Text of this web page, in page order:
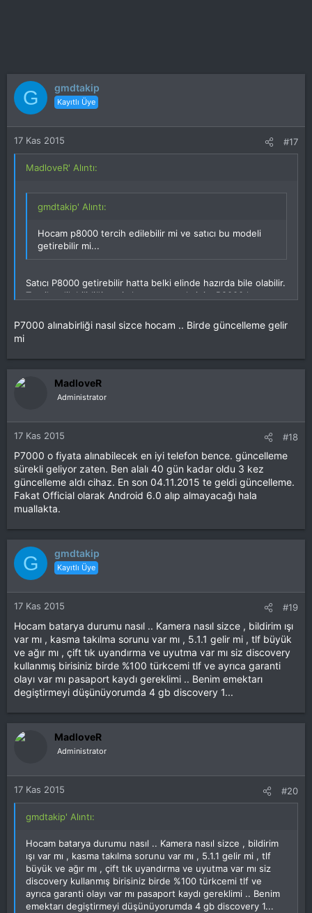
G gmdtakip
Kayıtlı Üye
17 Kas 2015 #17
MadloveR' Alıntı:
gmdtakip' Alıntı:
Hocam p8000 tercih edilebilir mi ve satıcı bu modeli
getirebilir mi...
Satıcı P8000 getirebilir hatta belki elinde hazırda bile olabilir.
Tercih edilebilirliğine siz karar vereceksiniz. P8000 kasa
Resmi elephone sitesinde detaylarına bakabilirsiniz.
P7000 alınabirliği nasıl sizce hocam .. Birde güncelleme gelir
mi
MadloveR
Administrator
17 Kas 2015 #18
P7000 o fiyata alınabilecek en iyi telefon bence. güncelleme
sürekli geliyor zaten. Ben alalı 40 gün kadar oldu 3 kez
güncelleme aldı cihaz. En son 04.11.2015 te geldi güncelleme.
Fakat Official olarak Android 6.0 alıp almayacağı hala
muallakta.
G gmdtakip
Kayıtlı Üye
17 Kas 2015 #19
Hocam batarya durumu nasıl .. Kamera nasıl sizce , bildirim ışı
var mı , kasma takılma sorunu var mı , 5.1.1 gelir mi , tlf büyük
ve ağır mı , çift tık uyandırma ve uyutma var mı siz discovery
kullanmış birisiniz birde %100 türkcemi tlf ve ayrıca garanti
olayı var mı pasaport kaydı gereklimi .. Benim emektarı
degiştirmeyi düşünüyorumda 4 gb discovery 1...
MadloveR
Administrator
17 Kas 2015 #20
gmdtakip' Alıntı:
Hocam batarya durumu nasıl .. Kamera nasıl sizce , bildirim
ışı var mı , kasma takılma sorunu var mı , 5.1.1 gelir mi , tlf
büyük ve ağır mı , çift tık uyandırma ve uyutma var mı siz
discovery kullanmış birisiniz birde %100 türkcemi tlf ve
ayrıca garanti olayı var mı pasaport kaydı gereklimi .. Benim
emektarı degiştirmeyi düşünüyorumda 4 gb discovery 1...